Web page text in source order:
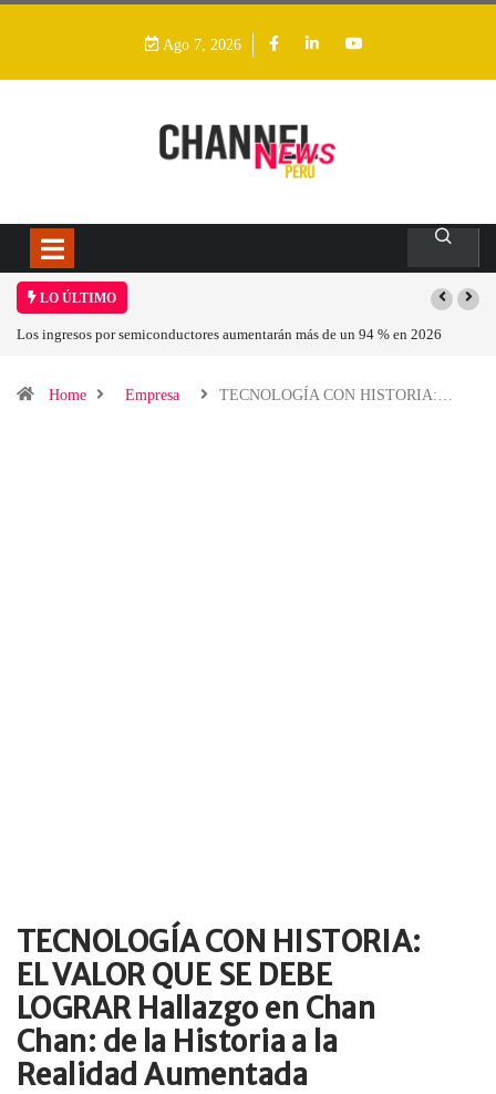
Ago 7, 2026
LO ÚLTIMO
Los ingresos por semiconductores aumentarán más de un 94 % en 2026
Home Empresa TECNOLOGÍA CON HISTORIA:…
TECNOLOGÍA CON HISTORIA:
EL VALOR QUE SE DEBE
LOGRAR Hallazgo en Chan
Chan: de la Historia a la
Realidad Aumentada